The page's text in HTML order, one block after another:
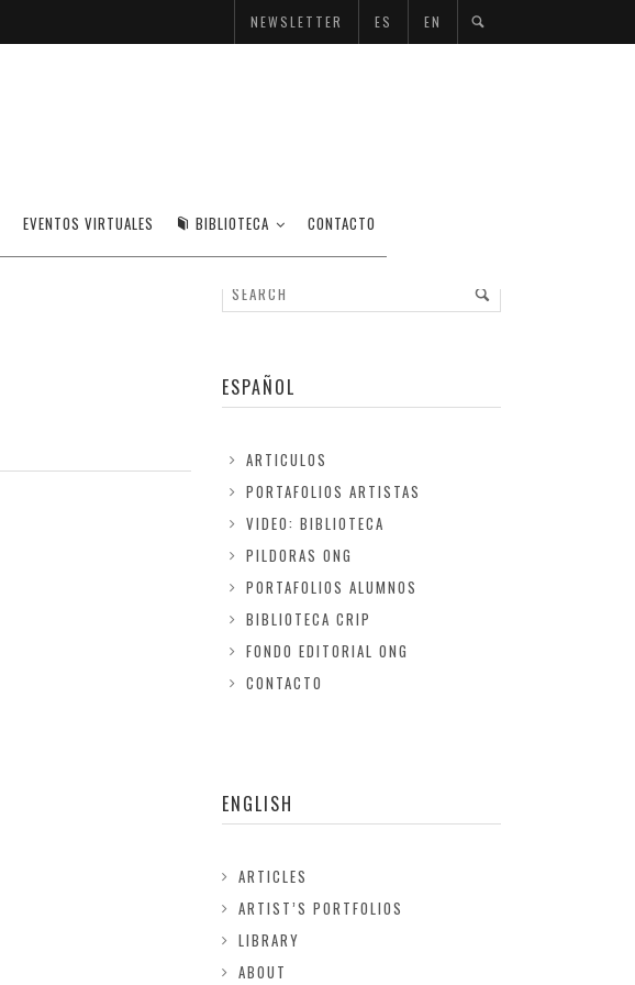
NEWSLETTER ES EN
EVENTOS VIRTUALES BIBLIOTECA CONTACTO
ESPAÑOL
ARTICULOS
PORTAFOLIOS ARTISTAS
VIDEO: BIBLIOTECA
PILDORAS ONG
PORTAFOLIOS ALUMNOS
BIBLIOTECA CRIP
FONDO EDITORIAL ONG
CONTACTO
ENGLISH
ARTICLES
ARTIST’S PORTFOLIOS
LIBRARY
ABOUT